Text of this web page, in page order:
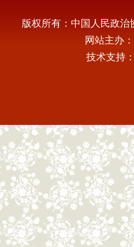
版权所有：中国人民政
网站主办
技术支持